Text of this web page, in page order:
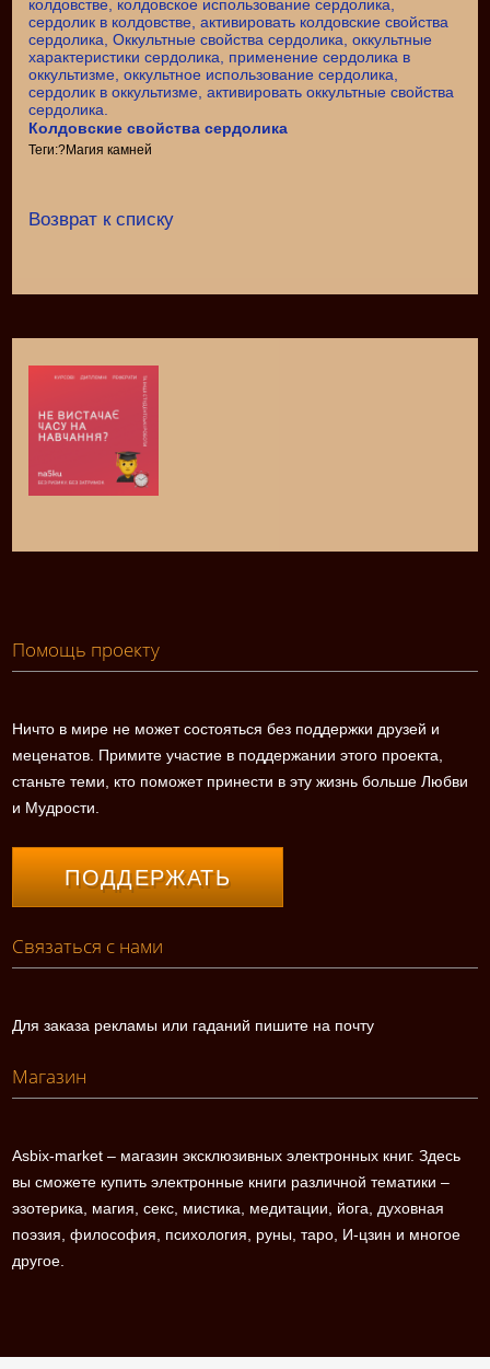
Колдовские свойства сердолика
Теги:?Магия камней
Возврат к списку
Помощь проекту
Ничто в мире не может состояться без поддержки друзей и
меценатов. Примите участие в поддержании этого проекта,
станьте теми, кто поможет принести в эту жизнь больше Любви
и Мудрости.
ПОДДЕРЖАТЬ
Связаться с нами
Для заказа рекламы или гаданий пишите на почту
Магазин
Asbix-market – магазин эксклюзивных электронных книг. Здесь
вы сможете купить электронные книги различной тематики –
эзотерика, магия, секс, мистика, медитации, йога, духовная
поэзия, философия, психология, руны, таро, И-цзин и многое
другое.